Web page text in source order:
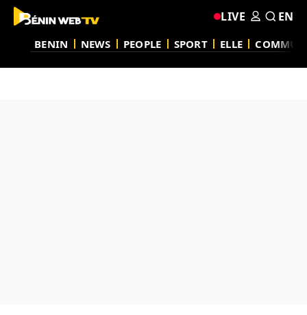
BENIN NEWS PEOPLE SPORT ELLE
LIVE EN